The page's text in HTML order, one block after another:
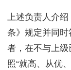
上述负责人介
条》规定并同
者，在不与上
照“就高、从优